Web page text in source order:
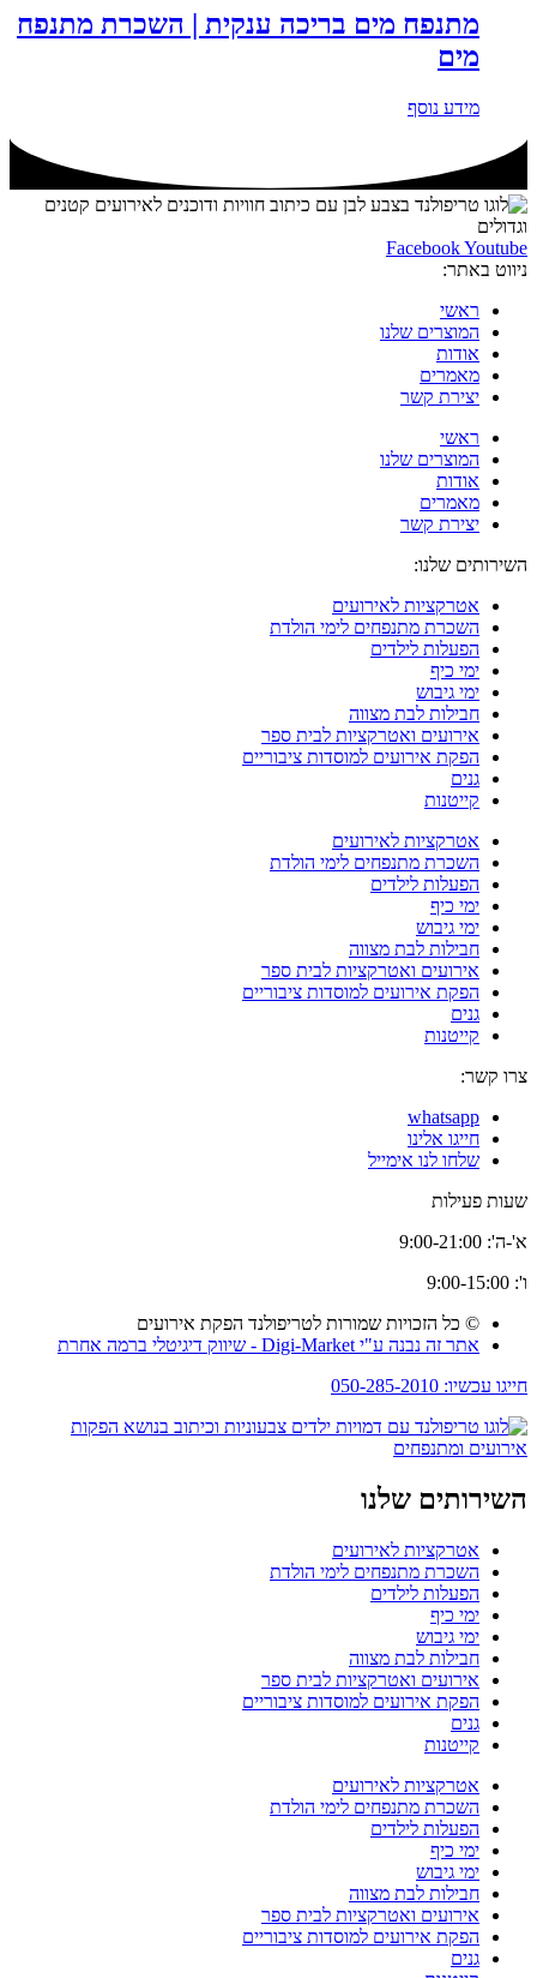
מתנפח מים בריכה ענקית | השכרת מתנפח
מים
מידע נוסף
FacebookYoutube
ניווט באתר:
ראשי
המוצרים שלנו
אודות
מאמרים
יצירת קשר
ראשי
המוצרים שלנו
אודות
מאמרים
יצירת קשר
השירותים שלנו:
אטרקציות לאירועים
השכרת מתנפחים לימי הולדת
הפעלות לילדים
ימי כיף
ימי גיבוש
חבילות לבת מצווה
אירועים ואטרקציות לבית ספר
הפקת אירועים למוסדות ציבוריים
גנים
קייטנות
אטרקציות לאירועים
השכרת מתנפחים לימי הולדת
הפעלות לילדים
ימי כיף
ימי גיבוש
חבילות לבת מצווה
אירועים ואטרקציות לבית ספר
הפקת אירועים למוסדות ציבוריים
גנים
קייטנות
צרו קשר:
whatsapp
חייגו אלינו
שלחו לנו אימייל
שעות פעילות
א'-ה': 9:00-21:00
ו': 9:00-15:00
© כל הזכויות שמורות לטריפולנד הפקת אירועים
אתר זה נבנה ע"י Digi-Market - שיווק דיגיטלי ברמה אחרת
חייגו עכשיו: 050-285-2010
השירותים שלנו
אטרקציות לאירועים
השכרת מתנפחים לימי הולדת
הפעלות לילדים
ימי כיף
ימי גיבוש
חבילות לבת מצווה
אירועים ואטרקציות לבית ספר
הפקת אירועים למוסדות ציבוריים
גנים
קייטנות
אטרקציות לאירועים
השכרת מתנפחים לימי הולדת
הפעלות לילדים
ימי כיף
ימי גיבוש
חבילות לבת מצווה
אירועים ואטרקציות לבית ספר
הפקת אירועים למוסדות ציבוריים
גנים